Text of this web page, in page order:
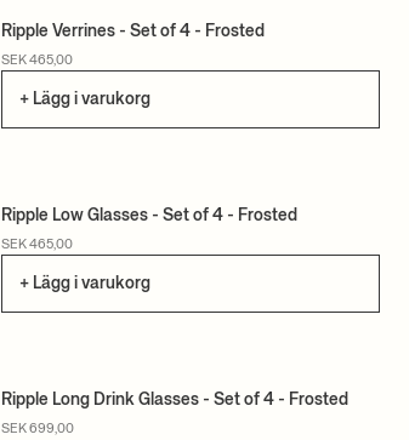
Ripple Verrines - Set of 4 - Frosted
SEK 465,00
+ Lägg i varukorg
Ripple Low Glasses - Set of 4 - Frosted
SEK 465,00
+ Lägg i varukorg
Ripple Long Drink Glasses - Set of 4 - Frosted
SEK 699,00